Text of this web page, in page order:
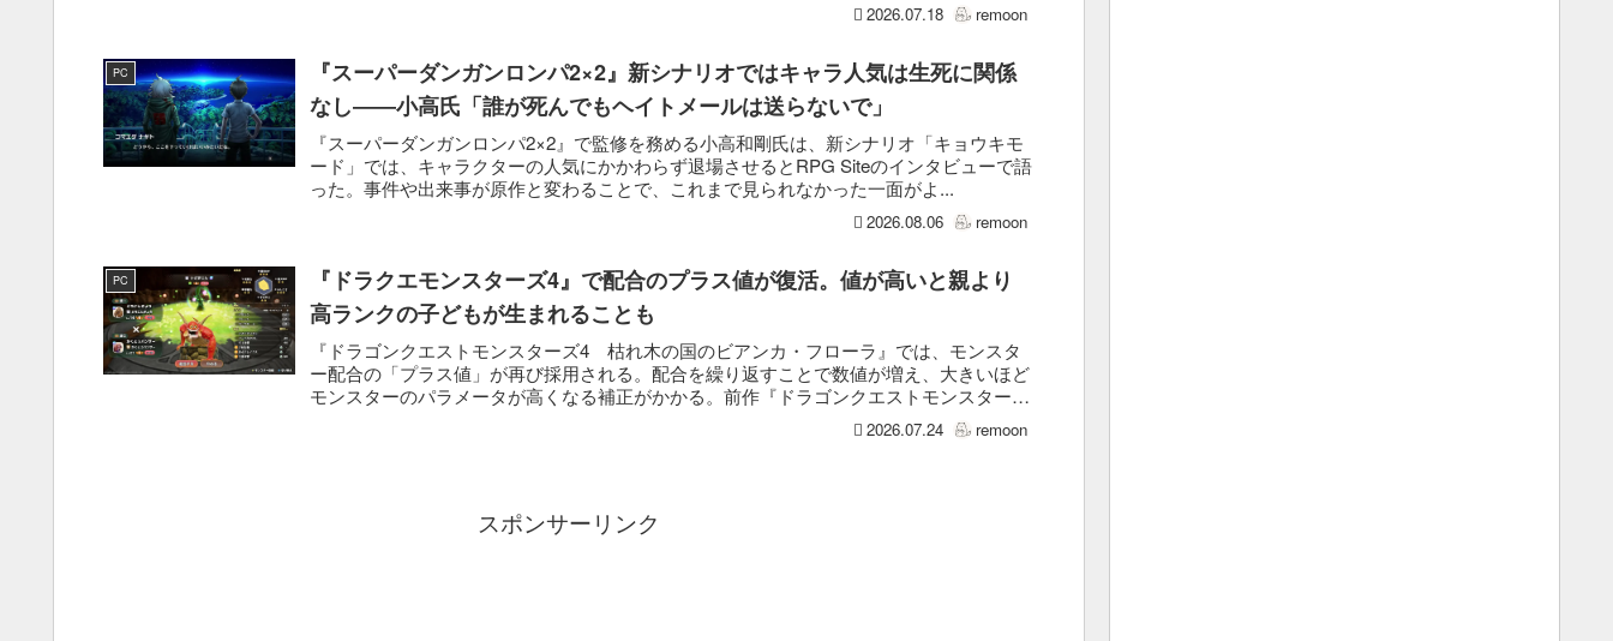
2026.07.18 remoon
PC
『スーパーダンガンロンパ2×2』新シナリオではキャラ人気は生死に関係
なし――小高氏「誰が死んでもヘイトメールは送らないで」
『スーパーダンガンロンパ2×2』で監修を務める小高和剛氏は、新シナリオ「キョウキモ
ード」では、キャラクターの人気にかかわらず退場させるとRPG Siteのインタビューで語
った。事件や出来事が原作と変わることで、これまで見られなかった一面がよ...
2026.08.06 remoon
PC
『ドラクエモンスターズ4』で配合のプラス値が復活。値が高いと親より
高ランクの子どもが生まれることも
『ドラゴンクエストモンスターズ4 枯れ木の国のビアンカ・フローラ』では、モンスタ
ー配合の「プラス値」が再び採用される。配合を繰り返すことで数値が増え、大きいほど
モンスターのパラメータが高くなる補正がかかる。前作『ドラゴンクエストモンスター
2026.07.24 remoon
スポンサーリンク